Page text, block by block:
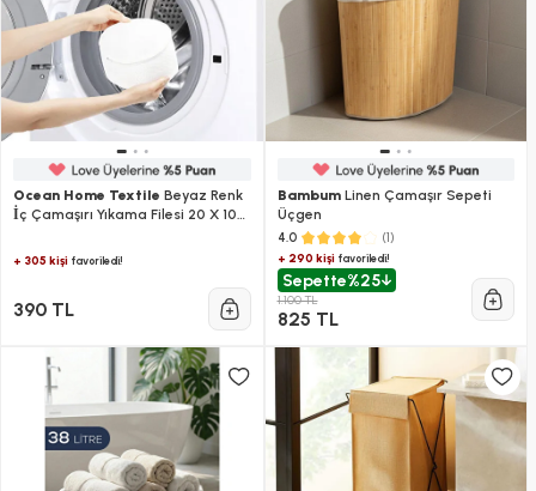
Ocean Home Textile Beyaz Renk
İç Çamaşırı Yıkama Filesi 20 X 10
+ 305 kişi favoriledi!
390 TL
BambumLinen Çamaşır Sepeti
Üçgen
4.0 (1)
+ 290 kişifavoriledi!
Sepette%25
1.100 TL
825 TL